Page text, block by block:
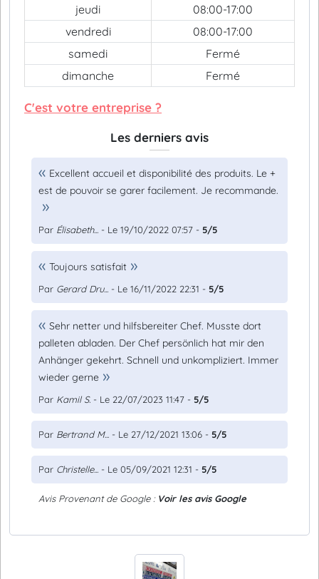
jeudi
08:00-17:00
vendredi
08:00-17:00
samedi
Fermé
dimanche
Fermé
C'est votre entreprise ?
Les derniers avis
Excellent accueil et disponibilité des produits. Le +
est de pouvoir se garer facilement. Je recommande.
Par Élisabeth... - Le 19/10/2022 07:57 - 5/5
Toujours satisfait
Par Gerard Dru... - Le 16/11/2022 22:31 - 5/5
Sehr netter und hilfsbereiter Chef. Musste dort
palleten abladen. Der Chef persönlich hat mir den
Anhänger gekehrt. Schnell und unkompliziert. Immer
wieder gerne
Par Kamil S. - Le 22/07/2023 11:47 - 5/5
Par Bertrand M... - Le 27/12/2021 13:06 - 5/5
Par Christelle... - Le 05/09/2021 12:31 - 5/5
Avis Provenant de Google : Voir les avis Google